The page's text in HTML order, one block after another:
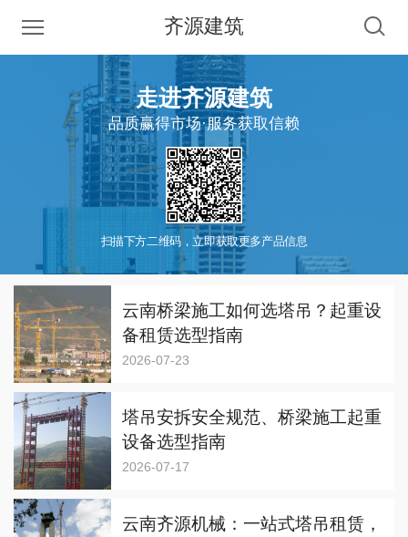
齐源建筑
走进齐源建筑
品质赢得市场·服务获取信赖
扫描下方二维码，立即获取更多产品信息
云南桥梁施工如何选塔吊？起重设
备租赁选型指南
2026-07-23
塔吊安拆安全规范、桥梁施工起重
设备选型指南
2026-07-17
​云南齐源机械：一站式塔吊租赁，